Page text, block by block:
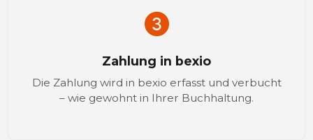
Zahlung in bexio
Die Zahlung wird in bexio erfasst und verbucht
– wie gewohnt in Ihrer Buchhaltung.